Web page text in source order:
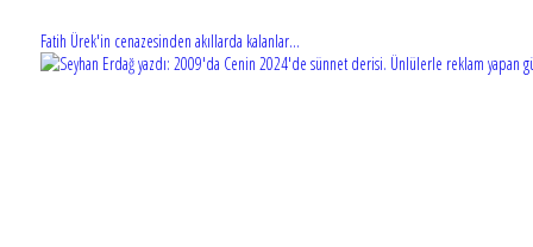
Fatih Ürek'in cenazesinden akıllarda kalanlar...